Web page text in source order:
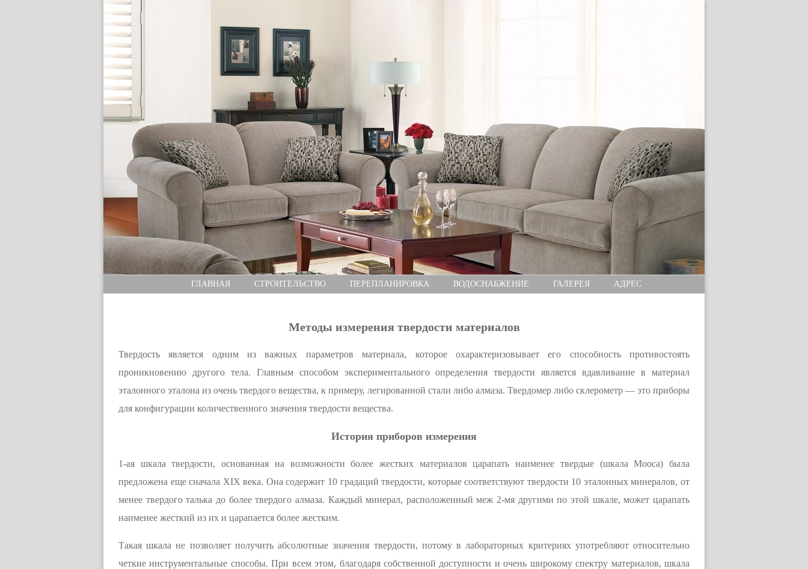
ГЛАВНАЯ СТРОИТЕЛЬСТВО ПЕРЕПЛАНИРОВКА ВОДОСНАБЖЕНИЕ ГАЛЕРЕЯ АДРЕС
Методы измерения твердости материалов
Твердость является одним из важных параметров материала, которое охарактеризовывает его способность противостоять
проникновению другого тела. Главным способом экспериментального определения твердости является вдавливание в материал
эталонного эталона из очень твердого вещества, к примеру, легированной стали либо алмаза. Твердомер либо склерометр — это приборы
для конфигурации количественного значения твердости вещества.
История приборов измерения
1-ая шкала твердости, основанная на возможности более жестких материалов царапать наименее твердые (шкала Мооса) была
предложена еще сначала XIX века. Она содержит 10 градаций твердости, которые соответствуют твердости 10 эталонных минералов, от
менее твердого талька до более твердого алмаза. Каждый минерал, расположенный меж 2-мя другими по этой шкале, может царапать
наименее жесткий из их и царапается более жестким.
Такая шкала не позволяет получить абсолютные значения твердости, потому в лабораторных критериях употребляют относительно
четкие инструментальные способы. При всем этом, благодаря собственной доступности и очень широкому спектру материалов, шкала